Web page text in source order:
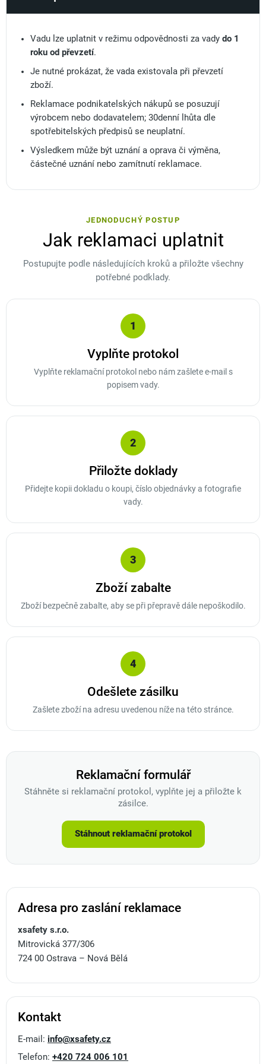
Vadu lze uplatnit v režimu odpovědnosti za vady do 1
roku od převzetí.
Je nutné prokázat, že vada existovala při převzetí
zboží.
Reklamace podnikatelských nákupů se posuzují
výrobcem nebo dodavatelem; 30denní lhůta dle
spotřebitelských předpisů se neuplatní.
Výsledkem může být uznání a oprava či výměna,
částečné uznání nebo zamítnutí reklamace.
JEDNODUCHÝ POSTUP
Jak reklamaci uplatnit
Postupujte podle následujících kroků a přiložte všechny
potřebné podklady.
1
Vyplňte protokol
Vyplňte reklamační protokol nebo nám zašlete e-mail s
popisem vady.
2
Přiložte doklady
Přidejte kopii dokladu o koupi, číslo objednávky a fotografie
vady.
3
Zboží zabalte
Zboží bezpečně zabalte, aby se při přepravě dále nepoškodilo.
4
Odešlete zásilku
Zašlete zboží na adresu uvedenou níže na této stránce.
Reklamační formulář
Stáhněte si reklamační protokol, vyplňte jej a přiložte k
zásilce.
Stáhnout reklamační protokol
Adresa pro zaslání reklamace
xsafety s.r.o.
Mitrovická 377/306
724 00 Ostrava – Nová Bělá
Kontakt
E-mail: info@xsafety.cz
Telefon: +420 724 006 101